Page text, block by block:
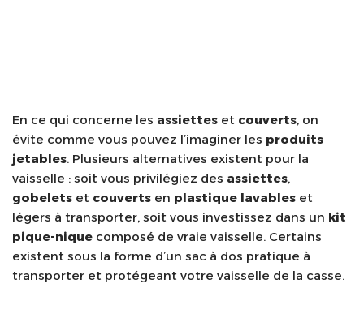
En ce qui concerne les assiettes et couverts, on
évite comme vous pouvez l’imaginer les produits
jetables. Plusieurs alternatives existent pour la
vaisselle : soit vous privilégiez des assiettes,
gobelets et couverts en plastique lavables et
légers à transporter, soit vous investissez dans un kit
pique-nique composé de vraie vaisselle. Certains
existent sous la forme d’un sac à dos pratique à
transporter et protégeant votre vaisselle de la casse.